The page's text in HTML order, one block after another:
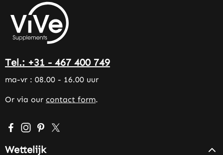
Tel.: +31 - 467 400 749
ma-vr : 08.00 - 16.00 uur
Or via our contact form.
Visit us on Facebook – opens in a new browser tab
Check us out on Instagram – opens in a new
Get inspired on Pinterest – opens in a new
Follow us on X – opens in a new browser
Wettelijk